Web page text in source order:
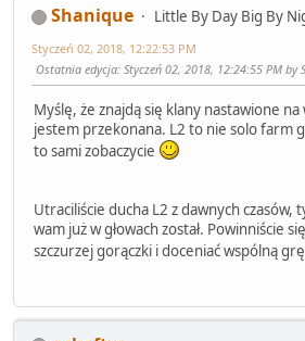
Shanique Little By Day Big By
Styczeń 02, 2018, 12:22:53 PM
Ostatnia edycja: Styczeń 02, 2018, 12:24:55 PM by
Myślę, że znajdą się klany nastawione
jestem przekonana. L2 to nie solo farm
to sami zobaczycie
Utraciliście ducha L2 z dawnych czasów,
wam już w głowach został. Powinniście
szczurzej gorączki i doceniać wspólną